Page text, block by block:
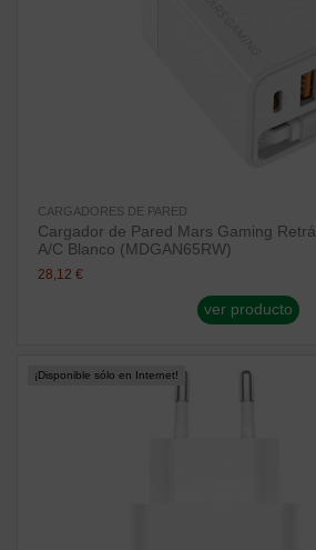
CARGADORES DE PARED
Cargador de Pared Mars Gaming
A/C Blanco (MDGAN65RW)
28,12 €
ver producto
¡Disponible sólo en Internet!